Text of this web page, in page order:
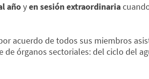
añoyen sesión extraordinaria
acuerdo de todos sus miembros
órganos sectoriales: del ciclo del